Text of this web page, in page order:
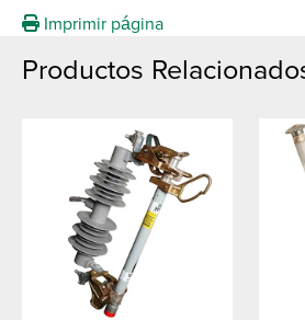
Imprimir página
Productos